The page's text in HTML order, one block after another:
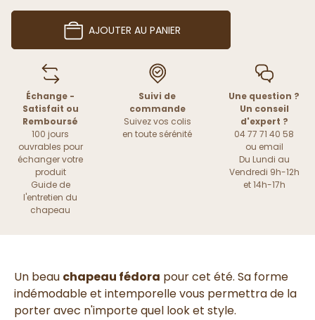
AJOUTER AU PANIER
Échange -
Satisfait ou
Remboursé
100 jours
ouvrables pour
échanger votre
produit
Guide de
l'entretien du
chapeau
Suivi de
commande
Suivez vos colis
en toute sérénité
Une question ?
Un conseil
d'expert ?
04 77 71 40 58
ou email
Du Lundi au
Vendredi 9h-12h
et 14h-17h
Un beau chapeau fédora pour cet été. Sa forme
indémodable et intemporelle vous permettra de la
porter avec n'importe quel look et style.